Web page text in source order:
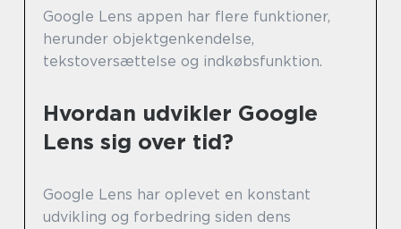
Google Lens appen har flere funktioner,
herunder objektgenkendelse,
tekstoversættelse og indkøbsfunktion.
Hvordan udvikler Google
Lens sig over tid?
Google Lens har oplevet en konstant
udvikling og forbedring siden dens